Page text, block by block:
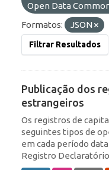
Open Data
Formatos:
JSON
Filtrar Resultados
Publicação dos
estrangeiros
Os registros de
seguintes tipos de
em cada período
Registro